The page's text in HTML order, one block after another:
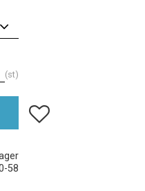
st
Lägg till i favoriter
58